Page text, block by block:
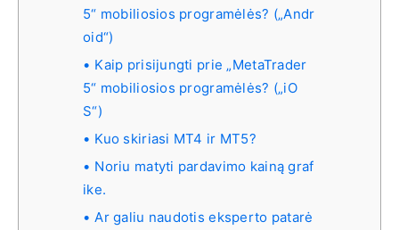
5“ mobiliosios programėlės? („Andr
oid“)
Kaip prisijungti prie „MetaTrader
5“ mobiliosios programėlės? („iO
S“)
Kuo skiriasi MT4 ir MT5?
Noriu matyti pardavimo kainą graf
ike.
Ar galiu naudotis eksperto patarė